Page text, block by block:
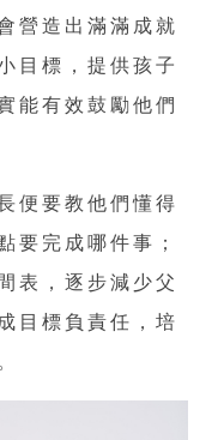
營造出滿滿成就
目標，提供孩子
能有效鼓勵他們
便要教他們懂得
要完成哪件事；
表，逐步減少父
目標負責任，培